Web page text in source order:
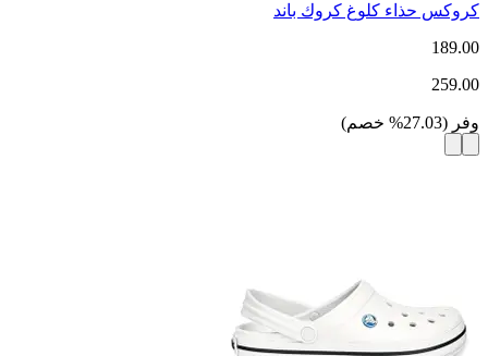
كروكس حذاء كلوغ كروك باند
189.00
259.00
وفر (
27.03
% خصم)